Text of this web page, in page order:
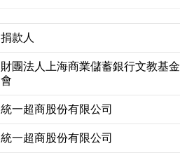
捐款人
財團法人上海商業儲蓄銀行文教基金
會
統一超商股份有限公司
統一超商股份有限公司